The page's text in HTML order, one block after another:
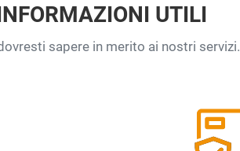
UTILI
sapere in merito ai nostri servizi.